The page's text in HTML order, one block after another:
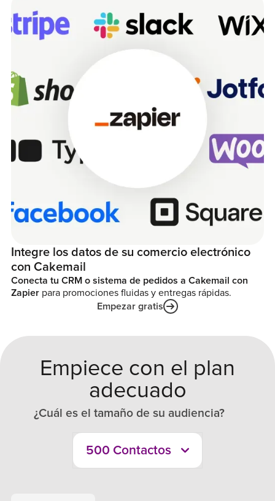
Integre los datos de su comercio electrónico
con Cakemail
Conecta tu CRM o sistema de pedidos a Cakemail con
Zapierpara promociones fluidas y entregas rápidas.
Empezar gratis
Empiece con el plan
adecuado